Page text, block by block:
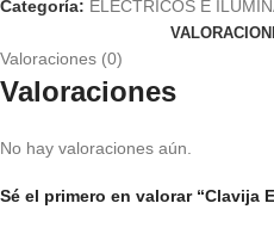
Categoría: ELECTRICOS E
Valoraciones (0)
Valoraciones
No hay valoraciones aún.
Sé el primero en valorar “Clavija